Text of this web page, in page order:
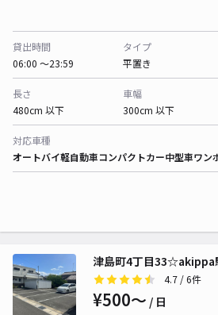
貸出時間
06:00 〜23:59
タイプ
平置き
長さ
480cm 以下
車幅
300cm 以下
対応車種
オートバイ軽自動車コンパクトカー中型車ワン
津島町4丁目33☆akippa
4.7 / 6件
¥500〜 / 日